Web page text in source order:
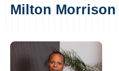
Milton Morrison